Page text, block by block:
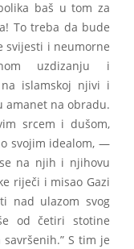
baš u tom za
To treba da bude
svijesti i neumorne
uzdizanju i
islamskoj njivi i
amanet na obradu.
srcem i dušom,
svojim idealom, —
na njih i njihovu
riječi i misao Gazi
nad ulazom svog
od četiri stotine
S tim je